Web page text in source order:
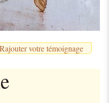
Rajouter votre témoignage